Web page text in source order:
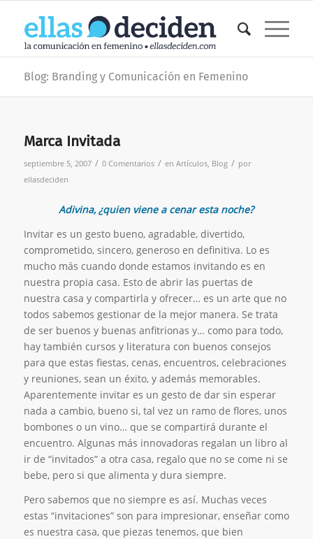
Blog: Branding y Comunicación en Femenino
Marca Invitada
septiembre 5, 2007 / 0 Comentarios / en Artículos, Blog / por
ellasdeciden
Adivina, ¿quien viene a cenar esta noche?
Invitar es un gesto bueno, agradable, divertido,
comprometido, sincero, generoso en definitiva. Lo es
mucho más cuando donde estamos invitando es en
nuestra propia casa. Esto de abrir las puertas de
nuestra casa y compartirla y ofrecer… es un arte que no
todos sabemos gestionar de la mejor manera. Se trata
de ser buenos y buenas anfitrionas y… como para todo,
hay también cursos y literatura con buenos consejos
para que estas fiestas, cenas, encuentros, celebraciones
y reuniones, sean un éxito, y además memorables.
Aparentemente invitar es un gesto de dar sin esperar
nada a cambio, bueno si, tal vez un ramo de flores, unos
bombones o un vino… que se compartirá durante el
encuentro. Algunas más innovadoras regalan un libro al
ir de “invitados” a otra casa, regalo que no se come ni se
bebe, pero si que alimenta y dura siempre.
Pero sabemos que no siempre es así. Muchas veces
estas “invitaciones” son para impresionar, enseñar como
es nuestra casa, que piezas tenemos, que bien